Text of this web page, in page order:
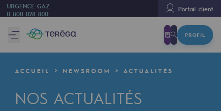
URGENCE GAZ
0 800 028 800
Portail client
PROFIL
Nous sommes
Teréga
ACCUEIL NEWSROOM ACTUALITÉS
NOS ACTUALITÉS